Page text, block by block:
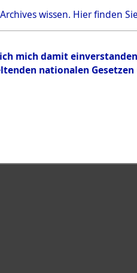
wissen. Hierfinden
mich damit
nationalen